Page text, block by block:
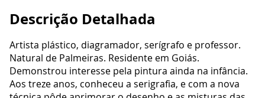
Descrição Detalhada
Artista plástico, diagramador, serígrafo e professor.
Natural de Palmeiras. Residente em Goiás.
Demonstrou interesse pela pintura ainda na infância.
Aos treze anos, conheceu a serigrafia, e com a nova